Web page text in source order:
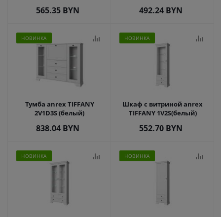
565.35 BYN 492.24 BYN
НОВИНКА
Тумба anrex TIFFANY
2V1D3S (белый)
838.04 BYN
НОВИНКА
Шкаф с витриной anrex
TIFFANY 1V2S(белый)
552.70 BYN
НОВИНКА НОВИНКА